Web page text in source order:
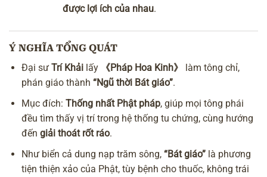
được lợi ích của nhau.
Ý NGHĨA TỔNG QUÁT
Đại sư Trí Khải lấy 《Pháp Hoa Kinh》
làm tông chỉ,
phán giáo thành “Ngũ thời Bát giáo”.
Mục đích: Thống nhất Phật pháp, giúp mọi tông phái
đều tìm thấy vị trí trong hệ thống tu chứng, cùng hướng
đến giải thoát rốt ráo.
Như biển cả dung nạp trăm sông, “Bát giáo” là phương
tiện thiện xảo của Phật, tùy bệnh cho thuốc, không trái